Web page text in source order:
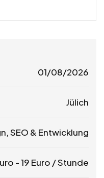
01/08/2026
Jülich
SEO & Entwicklung
-19 Euro / Stunde